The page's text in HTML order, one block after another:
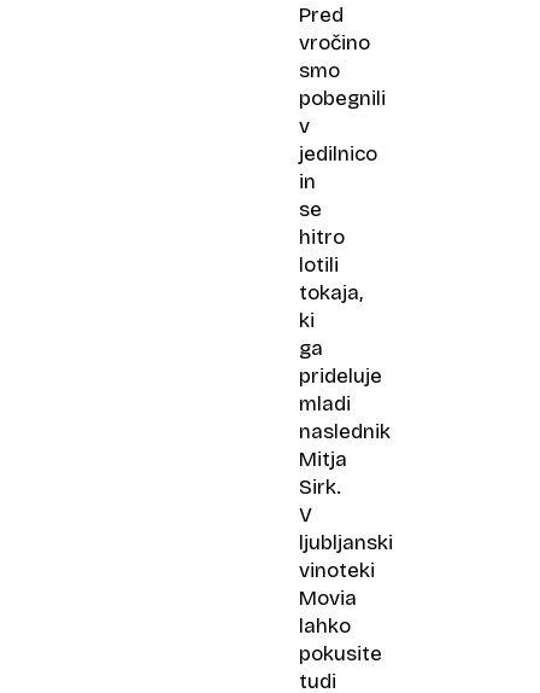
Pred
vročino
smo
pobegnili
v
jedilnico
in
se
hitro
lotili
tokaja,
ki
ga
prideluje
mladi
naslednik
Mitja
Sirk.
V
ljubljanski
vinoteki
Movia
lahko
pokusite
tudi